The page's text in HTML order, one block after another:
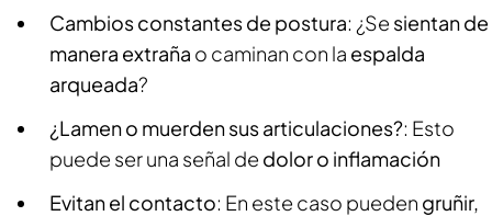
Cambios constantes de postura: ¿Se sientan de
manera extraña o caminan con la espalda
arqueada?
¿Lamen o muerden sus articulaciones?: Esto
puede ser una señal de dolor o inflamación
Evitan el contacto: En este caso pueden gruñir,